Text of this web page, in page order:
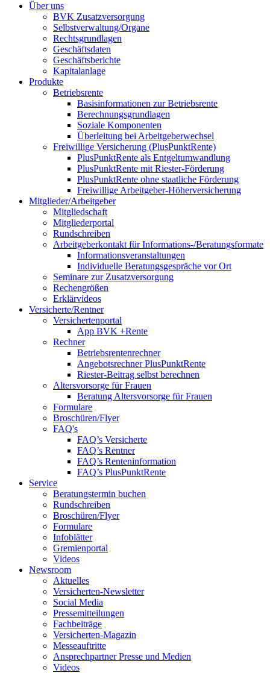
Über uns
BVK Zusatzversorgung
Selbstverwaltung/Organe
Rechtsgrundlagen
Geschäftsdaten
Geschäftsberichte
Kapitalanlage
Produkte
Betriebsrente
Basisinformationen zur Betriebsrente
Berechnungsgrundlagen
Soziale Komponenten
Überleitung bei Arbeitgeberwechsel
Freiwillige Versicherung (PlusPunktRente)
PlusPunktRente als Entgeltumwandlung
PlusPunktRente mit Riester-Förderung
PlusPunktRente ohne staatliche Förderung
Freiwillige Arbeitgeber-Höherversicherung
Mitglieder/Arbeitgeber
Mitgliedschaft
Mitgliederportal
Rundschreiben
Arbeitgeberkontakt für Informations-/Beratungsformate
Informationsveranstaltungen
Individuelle Beratungsgespräche vor Ort
Seminare zur Zusatzversorgung
Rechengrößen
Erklärvideos
Versicherte/Rentner
Versichertenportal
App BVK +Rente
Rechner
Betriebsrentenrechner
Angebotsrechner PlusPunktRente
Riester-Beitrag selbst berechnen
Altersvorsorge für Frauen
Beratung Altersvorsorge für Frauen
Formulare
Broschüren/Flyer
FAQ's
FAQ’s Versicherte
FAQ’s Rentner
FAQ’s Renteninformation
FAQ’s PlusPunktRente
Service
Beratungstermin buchen
Rundschreiben
Broschüren/Flyer
Formulare
Infoblätter
Gremienportal
Videos
Newsroom
Aktuelles
Versicherten-Newsletter
Social Media
Pressemitteilungen
Fachbeiträge
Versicherten-Magazin
Messeauftritte
Ansprechpartner Presse und Medien
Videos